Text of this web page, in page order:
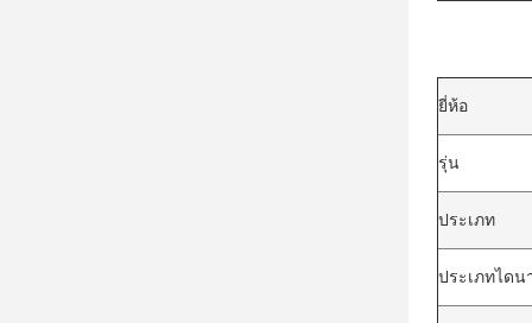
ยี่ห้อ
รุ่น
ประเภท
ประเภทไดน